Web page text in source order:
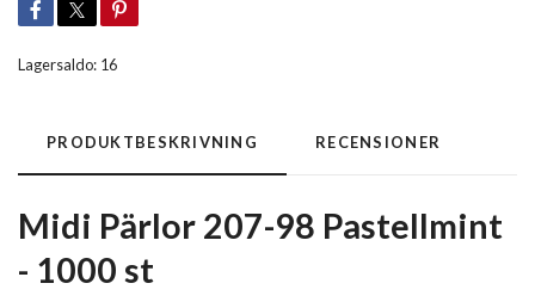
Lagersaldo: 16
PRODUKTBESKRIVNING RECENSIONER
Midi Pärlor 207-98 Pastellmint
- 1000 st